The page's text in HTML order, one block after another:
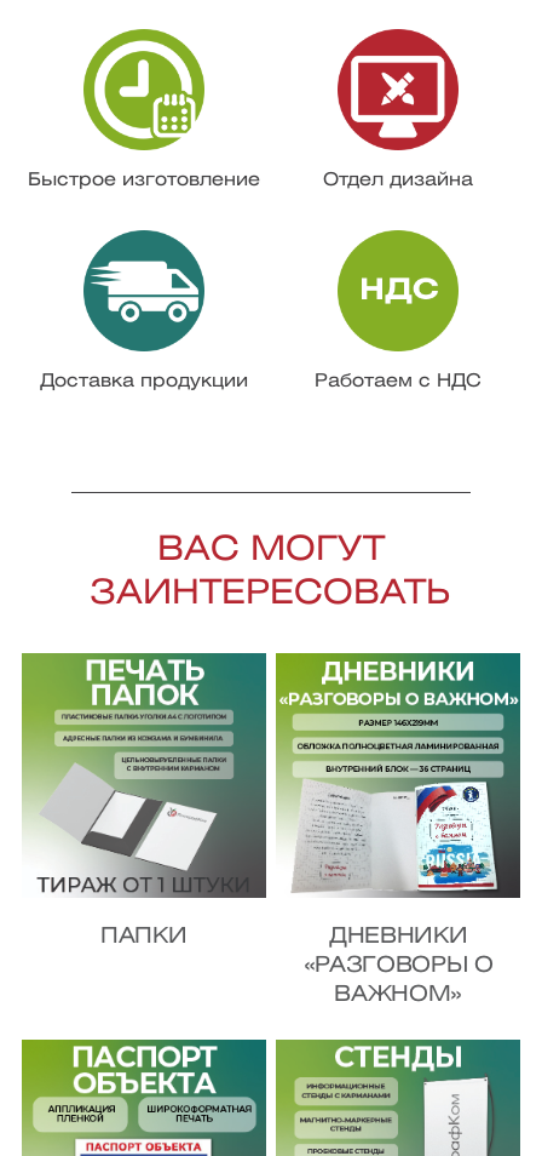
Быстрое изготовление Отдел дизайна
Доставка продукции Работаем с НДС
ВАС МОГУТ
ЗАИНТЕРЕСОВАТЬ
ПАПКИ
ДНЕВНИКИ
«РАЗГОВОРЫ О
ВАЖНОМ»